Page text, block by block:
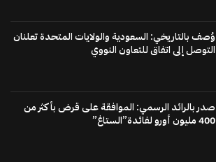
وُصف بالتاريخي: السعودية والولايات المتحدة تعلنان
التوصل إلى اتفاق للتعاون النووي
صدر بالرائد الرسمي: الموافقة على قرض بأكثر من
400 مليون أورو لفائدة”الستاغ”